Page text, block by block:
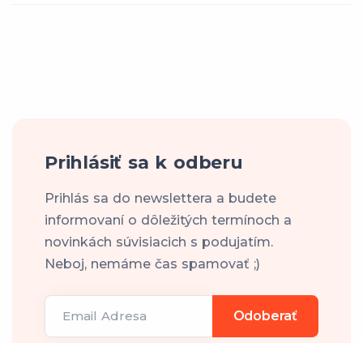
Prihlásiť sa k odberu
Prihlás sa do newslettera a budete
informovaní o dôležitých termínoch a
novinkách súvisiacich s podujatím.
Neboj, nemáme čas spamovať ;)
Email Adresa Odoberať